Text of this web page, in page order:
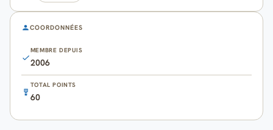
COORDONNÉES
MEMBRE DEPUIS
2006
TOTAL POINTS
60